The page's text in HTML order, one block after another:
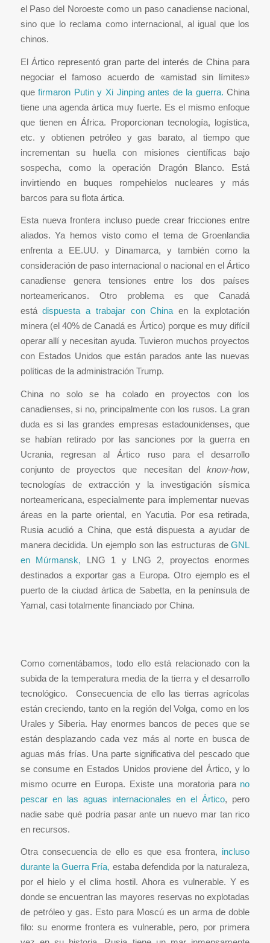
el Paso del Noroeste como un paso canadiense nacional,
sino que lo reclama como internacional, al igual que los
chinos.
El Ártico representó gran parte del interés de China para
negociar el famoso acuerdo de «amistad sin límites»
quefirmaron Putin y Xi Jinping antes de la guerra. China
tiene una agenda ártica muy fuerte. Es el mismo enfoque
que tienen en África. Proporcionan tecnología, logística,
etc. y obtienen petróleo y gas barato, al tiempo que
incrementan su huella con misiones científicas bajo
sospecha, como la operación Dragón Blanco. Está
invirtiendo en buques rompehielos nucleares y más
barcos para su flota ártica.
Esta nueva frontera incluso puede crear fricciones entre
aliados. Ya hemos visto como el tema de Groenlandia
enfrenta a EE.UU. y Dinamarca, y también como la
consideración de paso internacional o nacional en el Ártico
canadiense genera tensiones entre los dos países
norteamericanos. Otro problema es que Canadá
estádispuesta a trabajar con Chinaen la explotación
minera (el 40% de Canadá es Ártico) porque es muy difícil
operar allí y necesitan ayuda. Tuvieron muchos proyectos
con Estados Unidos que están parados ante las nuevas
políticas de la administración Trump.
China no solo se ha colado en proyectos con los
canadienses, si no, principalmente con los rusos. La gran
duda es si las grandes empresas estadounidenses, que
se habían retirado por las sanciones por la guerra en
Ucrania, regresan al Ártico ruso para el desarrollo
conjunto de proyectos que necesitan delknow-how,
tecnologías de extracción y la investigación sísmica
norteamericana, especialmente para implementar nuevas
áreas en la parte oriental, en Yacutia. Por esa retirada,
Rusia acudió a China, que está dispuesta a ayudar de
manera decidida. Un ejemplo son las estructuras deGNL
en Múrmansk, LNG 1 y LNG 2, proyectos enormes
destinados a exportar gas a Europa. Otro ejemplo es el
puerto de la ciudad ártica de Sabetta, en la península de
Yamal, casi totalmente financiado por China.
Como comentábamos, todo ello está relacionado con la
subida de la temperatura media de la tierra y el desarrollo
tecnológico. Consecuencia de ello las tierras agrícolas
están creciendo, tanto en la región del Volga, como en los
Urales y Siberia. Hay enormes bancos de peces que se
están desplazando cada vez más al norte en busca de
aguas más frías. Una parte significativa del pescado que
se consume en Estados Unidos proviene del Ártico, y lo
mismo ocurre en Europa. Existe una moratoria para no
pescar en las aguas internacionales en el Ártico, pero
nadie sabe qué podría pasar ante un nuevo mar tan rico
en recursos.
Otra consecuencia de ello es que esa frontera, incluso
durante la Guerra Fría, estaba defendida por la naturaleza,
por el hielo y el clima hostil. Ahora es vulnerable. Y es
donde se encuentran las mayores reservas no explotadas
de petróleo y gas. Esto para Moscú es un arma de doble
filo: su enorme frontera es vulnerable, pero, por primera